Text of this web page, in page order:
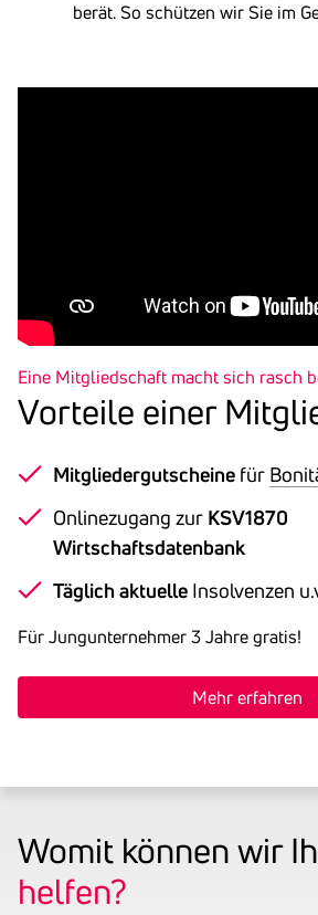
berät. So schützen wir Sie im
Eine Mitgliedschaft macht sich rasch
Vorteile einer
Mitgliedergutscheine für
Onlinezugang zur KSV1870
Wirtschaftsdatenbank
Täglich aktuelle Insolvenzen
Für Jungunternehmer 3 Jahre gratis!
Mehr erfahren
P
r
Womit können wir
helfen?